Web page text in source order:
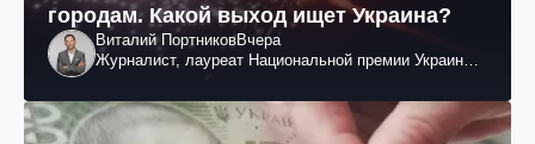
городам. Какой выход ищет Украина?
Виталий ПортниковВчера
Журналист, лауреат Национальной премии Украины